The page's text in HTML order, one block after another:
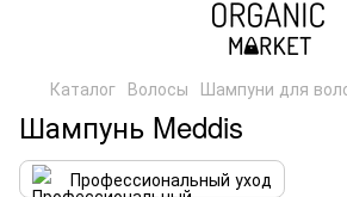
Каталог Волосы Шампуни для
Шампунь Meddis
Профессиональный уход